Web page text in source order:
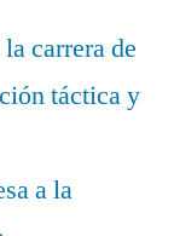
carrera de
táctica y
a la